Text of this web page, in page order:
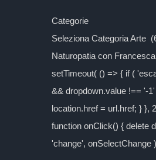
Categorie
Seleziona Categoria Arte
Naturopatia con
setTimeout( () => { if (
&& dropdown.value !== '-
location.href = url.href; } },
function onClick() { delete
'change', onSelectChange